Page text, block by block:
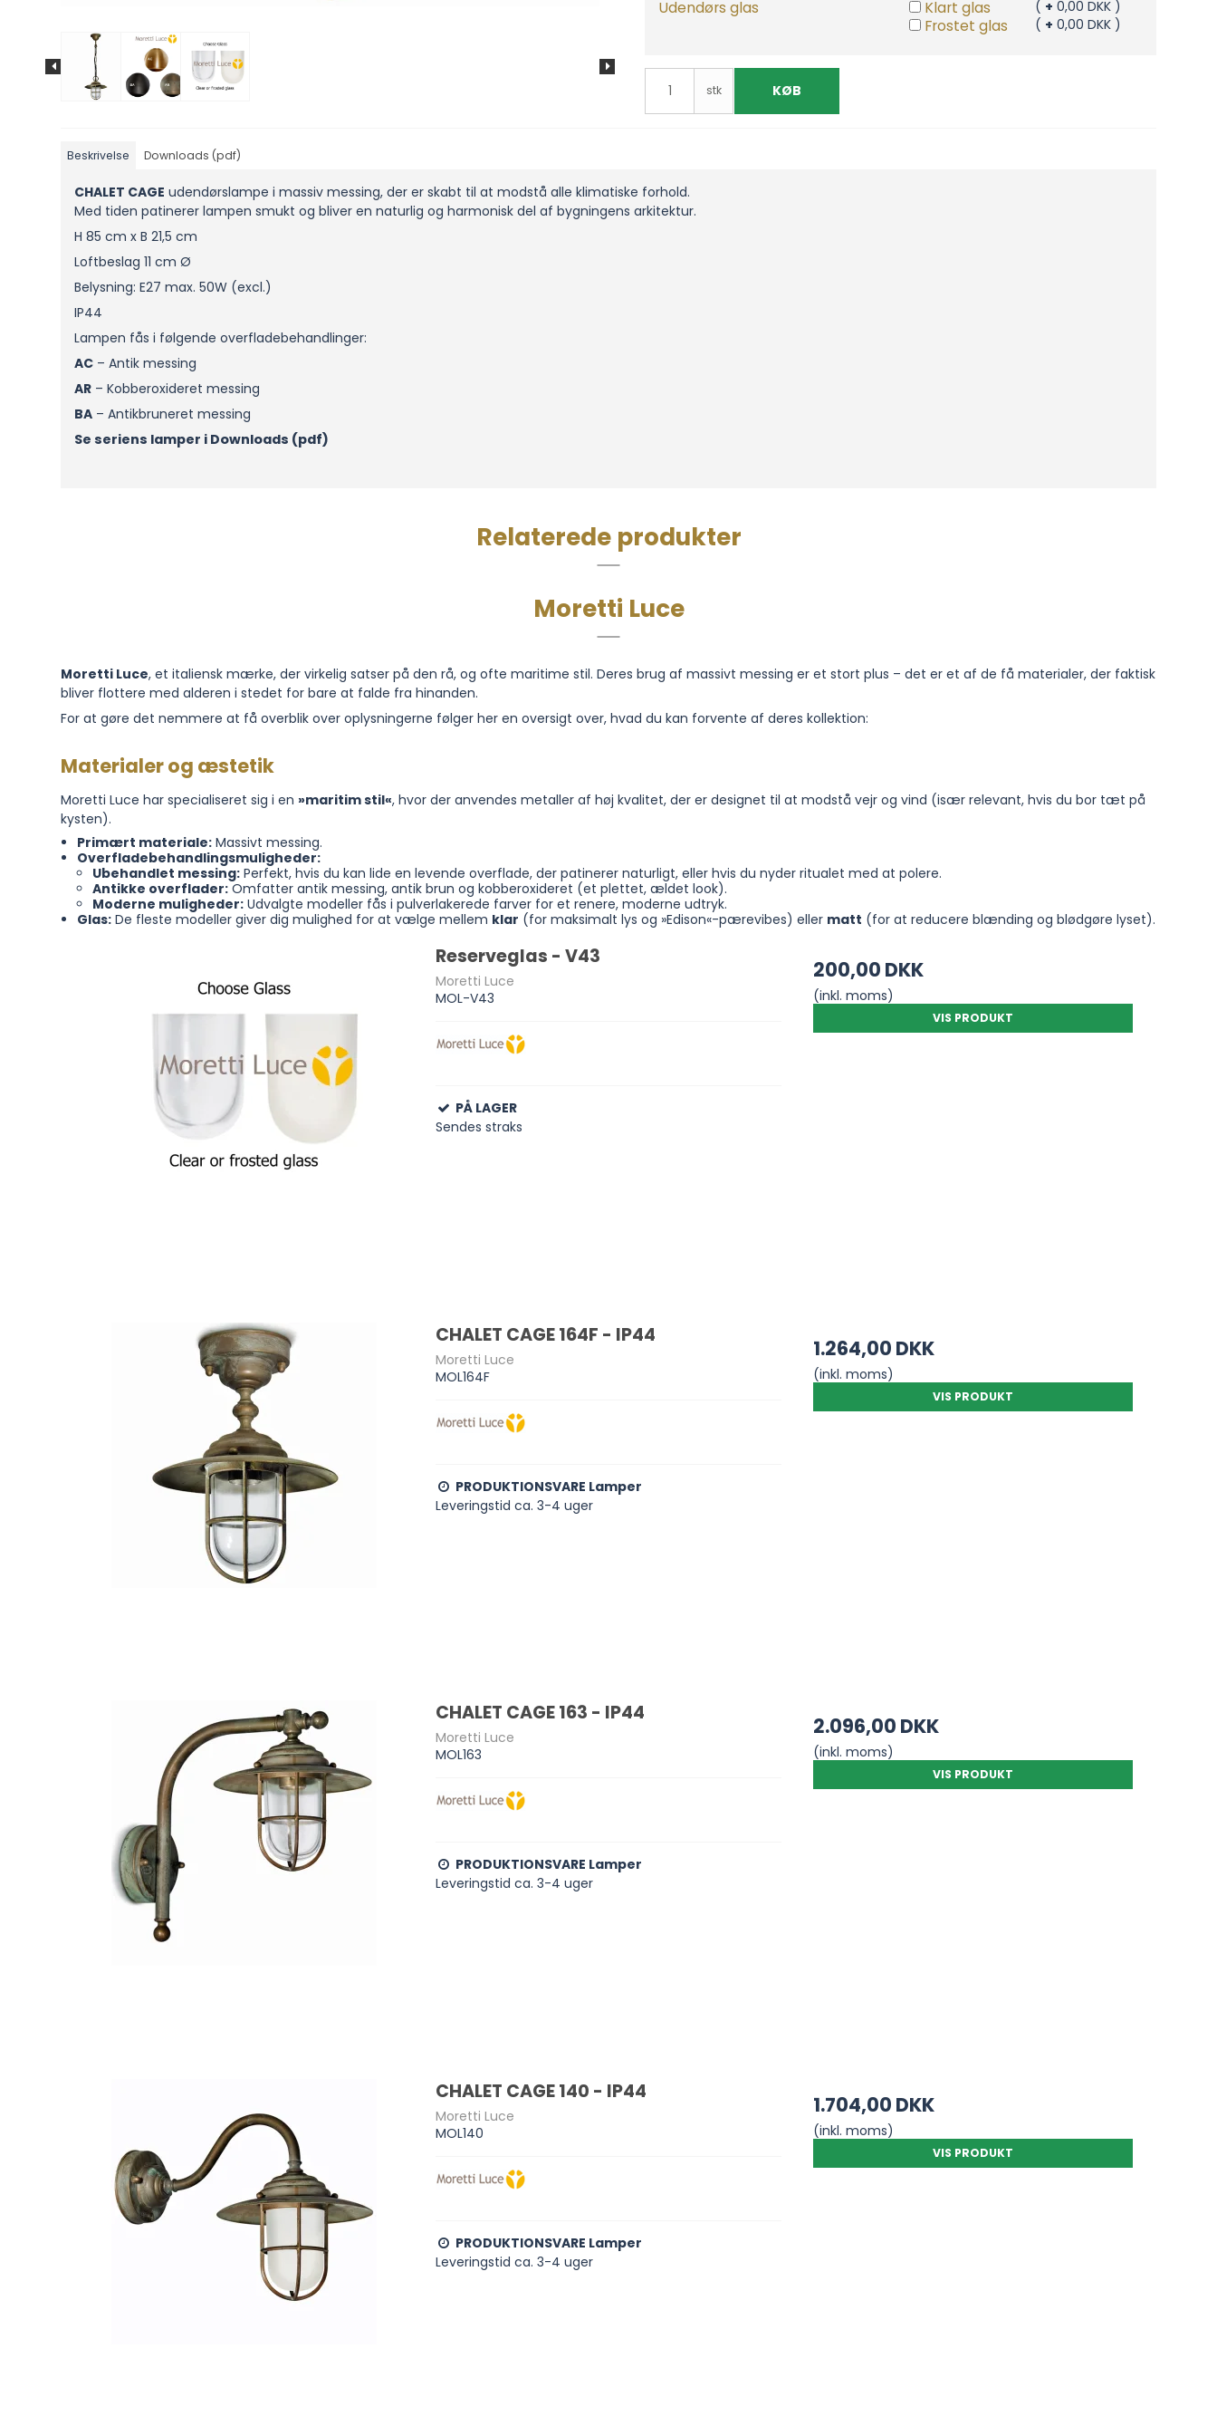
Udendørs glas Klart glas ( + 0,00 DKK )
Frostet glas ( + 0,00 DKK )
stk KØB
Beskrivelse Downloads (pdf)
CHALET CAGE udendørslampe i massiv messing, der er skabt til at modstå alle klimatiske forhold.
Med tiden patinerer lampen smukt og bliver en naturlig og harmonisk del af bygningens arkitektur.
H 85 cm x B 21,5 cm
Loftbeslag 11 cm Ø
Belysning: E27 max. 50W (excl.)
IP44
Lampen fås i følgende overfladebehandlinger:
AC – Antik messing
AR – Kobberoxideret messing
BA – Antikbruneret messing
Se seriens lamper i Downloads (pdf)
Relaterede produkter
Moretti Luce
Moretti Luce, et italiensk mærke, der virkelig satser på den rå, og ofte maritime stil. Deres brug af massivt messing er et stort plus – det er et af de få materialer, der faktisk
bliver flottere med alderen i stedet for bare at falde fra hinanden.
For at gøre det nemmere at få overblik over oplysningerne følger her en oversigt over, hvad du kan forvente af deres kollektion:
Materialer og æstetik
Moretti Luce har specialiseret sig i en »maritim stil«, hvor der anvendes metaller af høj kvalitet, der er designet til at modstå vejr og vind (især relevant, hvis du bor tæt på
kysten).
Primært materiale:Massivt messing.
Overfladebehandlingsmuligheder:
Ubehandlet messing: Perfekt, hvis du kan lide en levende overflade, der patinerer naturligt, eller hvis du nyder ritualet med at polere.
Antikke overflader: Omfatter antik messing, antik brun og kobberoxideret (et plettet, ældet look).
Moderne muligheder: Udvalgte modeller fås i pulverlakerede farver for et renere, moderne udtryk.
Glas:De fleste modeller giver dig mulighed for at vælge mellem klar (for maksimalt lys og »Edison«-pærevibes) eller matt (for at reducere blænding og blødgøre lyset).
Reserveglas - V43
Moretti Luce
MOL-V43
PÅ LAGER
Sendes straks
200,00 DKK
(inkl. moms)
VIS PRODUKT
CHALET CAGE 164F - IP44
Moretti Luce
MOL164F
PRODUKTIONSVARE Lamper
Leveringstid ca. 3-4 uger
1.264,00 DKK
(inkl. moms)
VIS PRODUKT
CHALET CAGE 163 - IP44
Moretti Luce
MOL163
PRODUKTIONSVARE Lamper
Leveringstid ca. 3-4 uger
2.096,00 DKK
(inkl. moms)
VIS PRODUKT
CHALET CAGE 140 - IP44
Moretti Luce
MOL140
PRODUKTIONSVARE Lamper
Leveringstid ca. 3-4 uger
1.704,00 DKK
(inkl. moms)
VIS PRODUKT